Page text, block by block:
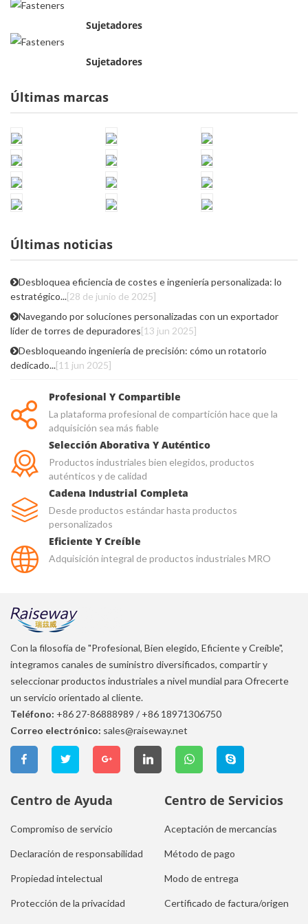
Sujetadores
Sujetadores
Últimas marcas
Últimas noticias
Desbloquea eficiencia de costes e ingeniería personalizada: lo
estratégico...[28 de junio de 2025]
Navegando por soluciones personalizadas con un exportador
líder de torres de depuradores[13 jun 2025]
Desbloqueando ingeniería de precisión: cómo un rotatorio
dedicado...[11 jun 2025]
Profesional Y Compartible
La plataforma profesional de compartición hace que la
adquisición sea más fiable
Selección Aborativa Y Auténtico
Productos industriales bien elegidos, productos
auténticos y de calidad
Cadena Industrial Completa
Desde productos estándar hasta productos
personalizados
Eficiente Y Creíble
Adquisición integral de productos industriales MRO
Con la filosofía de "Profesional, Bien elegido, Eficiente y Creíble",
integramos canales de suministro diversificados, compartir y
seleccionar productos industriales a nivel mundial para Ofrecerte
un servicio orientado al cliente.
Teléfono: +86 27-86888989 / +86 18971306750
Correo electrónico: sales@raiseway.net
Centro de Ayuda
Compromiso de servicio
Declaración de responsabilidad
Propiedad intelectual
Protección de la privacidad
Centro de Servicios
Aceptación de mercancías
Método de pago
Modo de entrega
Certificado de factura/origen